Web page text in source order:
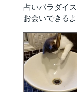
占いパラダイ
お会いできる